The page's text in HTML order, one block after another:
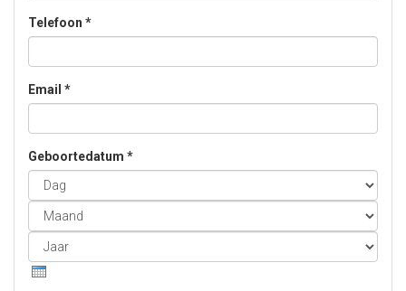
Telefoon *
Email *
Geboortedatum *
Dag
Maand
Jaar